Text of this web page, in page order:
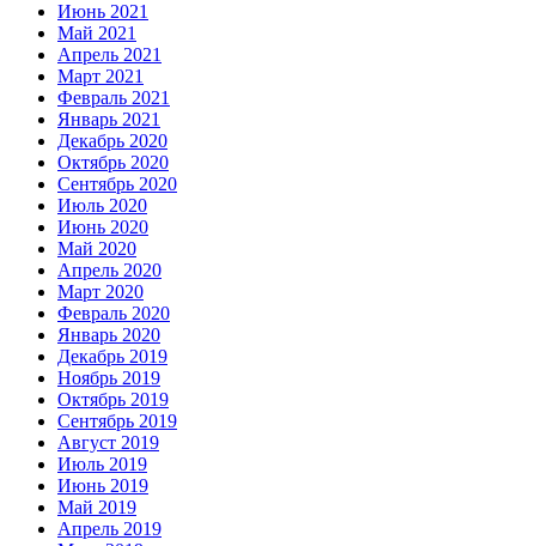
Июнь 2021
Май 2021
Апрель 2021
Март 2021
Февраль 2021
Январь 2021
Декабрь 2020
Октябрь 2020
Сентябрь 2020
Июль 2020
Июнь 2020
Май 2020
Апрель 2020
Март 2020
Февраль 2020
Январь 2020
Декабрь 2019
Ноябрь 2019
Октябрь 2019
Сентябрь 2019
Август 2019
Июль 2019
Июнь 2019
Май 2019
Апрель 2019